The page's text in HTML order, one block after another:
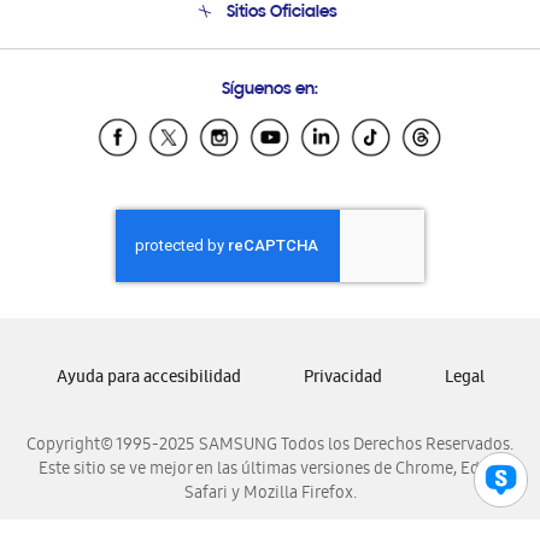
Condiciones de Compra
Soporte vía eMail
Sitios Oficiales
Samsung Ecuador
Samsung El Salvador
Samsung Honduras
Samsung Nicaragua
Samsung Panamá
Samsung Venezuela
Síguenos en:
Copyright© 1995-2025 SAMSUNG Todos los Derechos Reservados.
Este sitio se ve mejor en las últimas versiones de Chrome, Edge,
Safari y Mozilla Firefox.
Ayuda para accesibilidad Privacidad Legal